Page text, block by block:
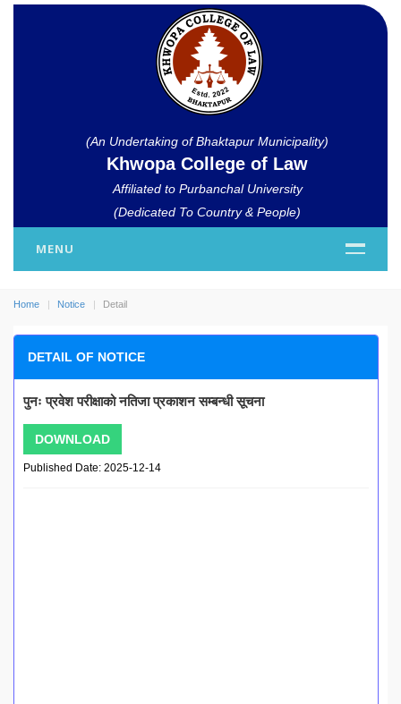
(An Undertaking of Bhaktapur Municipality)
Khwopa College of Law
Affiliated to Purbanchal University
(Dedicated To Country & People)
MENU
Home Notice Detail
DETAIL OF NOTICE
पुनः प्रवेश परीक्षाको नतिजा प्रकाशन सम्बन्धी सूचना
DOWNLOAD
Published Date: 2025-12-14